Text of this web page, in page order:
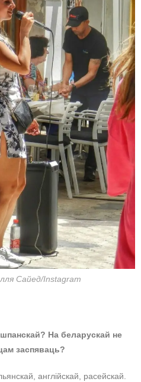
Сайед/Instagram
На беларускай не
заспяваць?
англійскай, расейскай.